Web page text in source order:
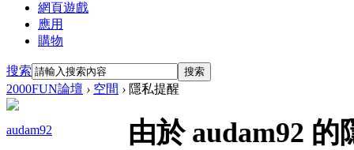
網頁遊戲
應用
購物
搜索 搜索
2000FUN論壇 › 空間 › 隱私提醒
audam92 由於 audam92